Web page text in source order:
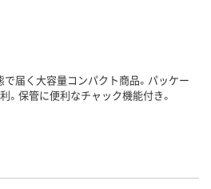
で届く大容量コンパクト商品。パッケー
。保管に便利なチャック機能付き。